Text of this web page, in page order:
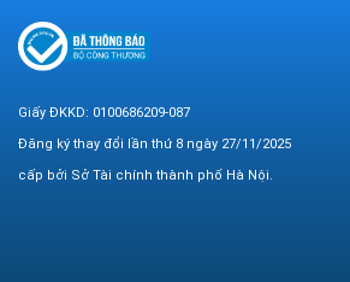
Giấy ĐKKD: 0100686209-087
Đăng ký thay đổi lần thứ 8 ngày 27/11/2025
cấp bởi Sở Tài chính thành phố Hà Nội.